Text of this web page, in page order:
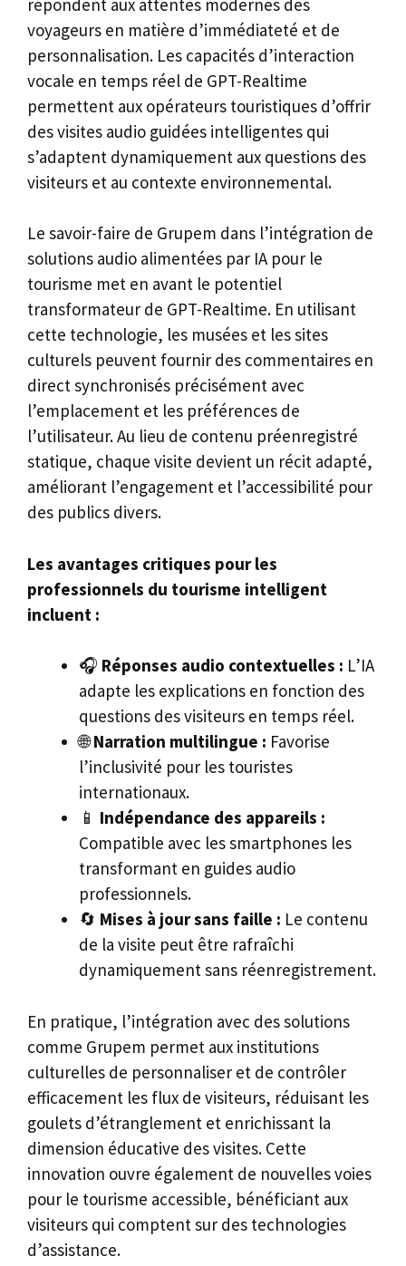
voyageurs en matière d’immédiateté et de
personnalisation. Les capacités d’interaction
vocale en temps réel de GPT-Realtime
permettent aux opérateurs touristiques d’offrir
des visites audio guidées intelligentes qui
s’adaptent dynamiquement aux questions des
visiteurs et au contexte environnemental.
Le savoir-faire de Grupem dans l’intégration de
solutions audio alimentées par IA pour le
tourisme met en avant le potentiel
transformateur de GPT-Realtime. En utilisant
cette technologie, les musées et les sites
culturels peuvent fournir des commentaires en
direct synchronisés précisément avec
l’emplacement et les préférences de
l’utilisateur. Au lieu de contenu préenregistré
statique, chaque visite devient un récit adapté,
améliorant l’engagement et l’accessibilité pour
des publics divers.
Les avantages critiques pour les
professionnels du tourisme intelligent
incluent :
🎧 Réponses audio contextuelles : L’IA
adapte les explications en fonction des
questions des visiteurs en temps réel.
🌐Narration multilingue : Favorise
l’inclusivité pour les touristes
internationaux.
📱 Indépendance des appareils :
Compatible avec les smartphones les
transformant en guides audio
professionnels.
🔄 Mises à jour sans faille : Le contenu
de la visite peut être rafraîchi
dynamiquement sans réenregistrement.
En pratique, l’intégration avec des solutions
comme Grupem permet aux institutions
culturelles de personnaliser et de contrôler
efficacement les flux de visiteurs, réduisant les
goulets d’étranglement et enrichissant la
dimension éducative des visites. Cette
innovation ouvre également de nouvelles voies
pour le tourisme accessible, bénéficiant aux
visiteurs qui comptent sur des technologies
d’assistance.